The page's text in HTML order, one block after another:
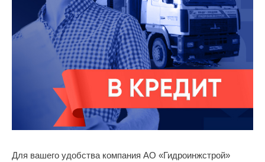
Для вашего удобства компания АО «Гидроинжстрой»